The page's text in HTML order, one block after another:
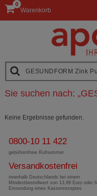
Warenkorb
0
Sie suchen nach: „
Keine Ergebnisse gefunden.
0800-10 11 422
gebührenfreie Rufnummer
Versandkostenfrei
innerhalb Deutschlands bei einem
Mindestbestellwert von 13,99 Euro oder
Einsendung eines Kassenrezeptes